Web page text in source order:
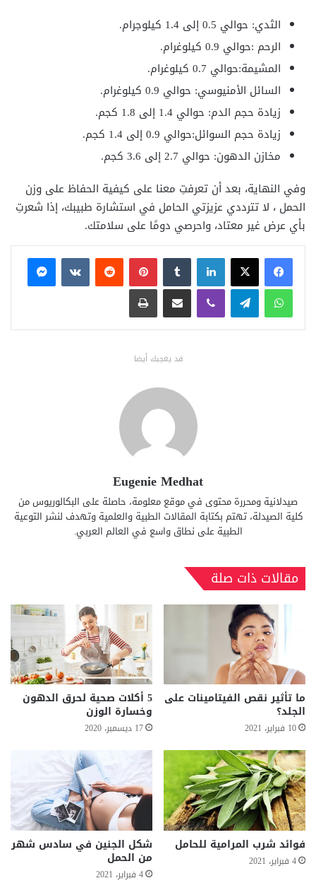
الثدي: حوالي 0.5 إلى 1.4 كيلوجرام.
الرحم :حوالي 0.9 كيلوغرام.
المشيمة:حوالي 0.7 كيلوغرام.
السائل الأمنيوسي: حوالي 0.9 كيلوغرام.
زيادة حجم الدم: حوالي 1.4 إلى 1.8 كجم.
زيادة حجم السوائل:حوالي 0.9 إلى 1.4 كجم.
مخازن الدهون: حوالي 2.7 إلى 3.6 كجم.
وفي النهاية، بعد أن تعرفتِ معنا على كيفية الحفاظ على وزن
الحمل ، لا تترددي عزيزتي الحامل في استشارة طبيبك، إذا شعرتِ
بأي عرض غير معتاد، واحرصي دومًا على سلامتك.
فيسبوكX لينكدإن بينتيريست
ماسنجر
واتساب تيلقرام ڤايبر مشاركة عبر البريد طباعة
قد يعجبك أيضا
Eugenie Medhat
صيدلانية ومحررة محتوى في موقع معلومة، حاصلة على البكالوريوس من
كلية الصيدلة، تهتم بكتابة المقالات الطبية والعلمية وتهدف لنشر التوعية
الطبية على نطاق واسع في العالم العربي.
مقالات ذات صلة
ما تأثير نقص الفيتامينات على
الجلد؟
10 فبراير، 2021
5 أكلات صحية لحرق الدهون
وخسارة الوزن
17 ديسمبر، 2020
فوائد شرب المرامية للحامل
4 فبراير، 2021
شكل الجنين في سادس شهر
من الحمل
4 فبراير، 2021